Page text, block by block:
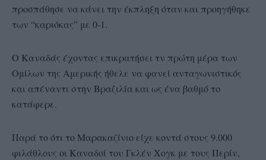
προσπάθησε να κάνει την έκπληξη όταν και προηγήθηκε
των “καριόκας” με 0-1.
Ο Καναδάς έχοντας επικρατήσει τν πρώτη μέρα των
Ομίλων της Αμερικής ήθελε να φανεί ανταγωνιστικός
και απέναντι στην Βραζιλία και ως ένα βαθμό το
κατάφερε.
Παρά το ότι το Μαρακαζίνιο είχε κοντά στους 9.000
φιλάθλους οι Καναδοί του Γκλέν Χογκ με τους Περίν,